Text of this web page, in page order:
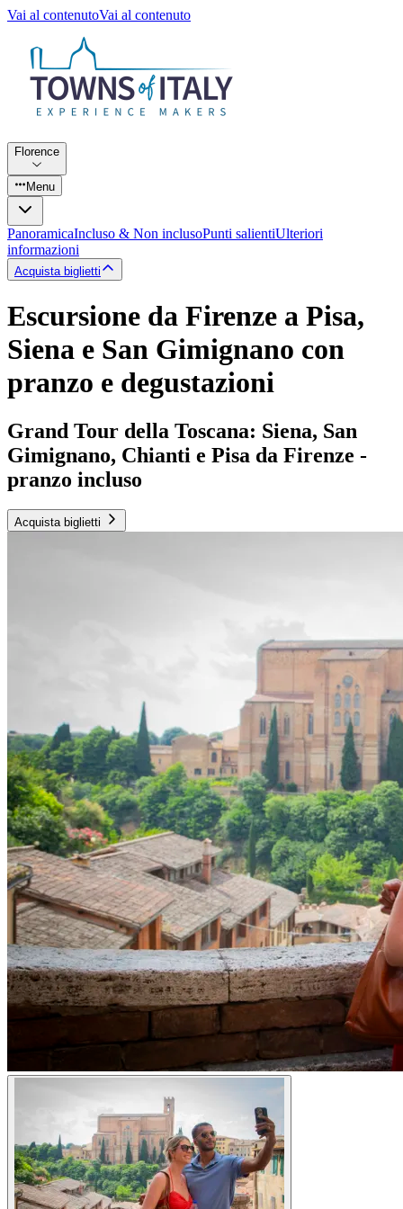
Vai al contenutoVai al contenuto
Florence
Menu
PanoramicaIncluso & Non inclusoPunti salientiUlteriori
informazioni
Acquista biglietti
Escursione da Firenze a Pisa,
Siena e San Gimignano con
pranzo e degustazioni
Grand Tour della Toscana: Siena, San
Gimignano, Chianti e Pisa da Firenze -
pranzo incluso
Acquista biglietti